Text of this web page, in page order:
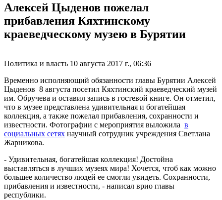
Алексей Цыденов пожелал
прибавления Кяхтинскому
краеведческому музею в Бурятии
Политика и власть 10 августа 2017 г., 06:36
Временно исполняющий обязанности главы Бурятии Алексей
Цыденов 8 августа посетил Кяхтинский краеведческий музей
им. Обручева и оставил запись в гостевой книге. Он отметил,
что в музее представлена удивительная и богатейшая
коллекция, а также пожелал прибавления, сохранности и
известности. Фотографии с мероприятия выложила в
социальных сетях научный сотрудник учреждения Светлана
Жарникова.
- Удивительная, богатейшая коллекция! Достойна
выставляться в лучших музеях мира! Хочется, чтоб как можно
большее количество людей ее смогли увидеть. Сохранности,
прибавления и известности, - написал врио главы
республики.